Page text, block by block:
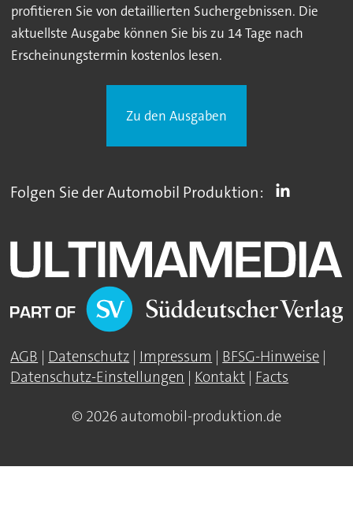
profitieren Sie von detaillierten Suchergebnissen. Die
aktuellste Ausgabe können Sie bis zu 14 Tage nach
Erscheinungstermin kostenlos lesen.
Zu den Ausgaben
Folgen Sie der Automobil Produktion:
AGB Datenschutz Impressum BFSG-Hinweise
Datenschutz-Einstellungen
Kontakt Facts
© 2026 automobil-produktion.de